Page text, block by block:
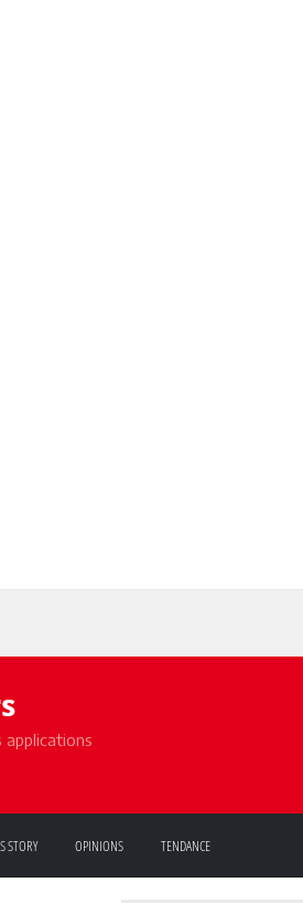
STORY OPINIONS TENDANCE